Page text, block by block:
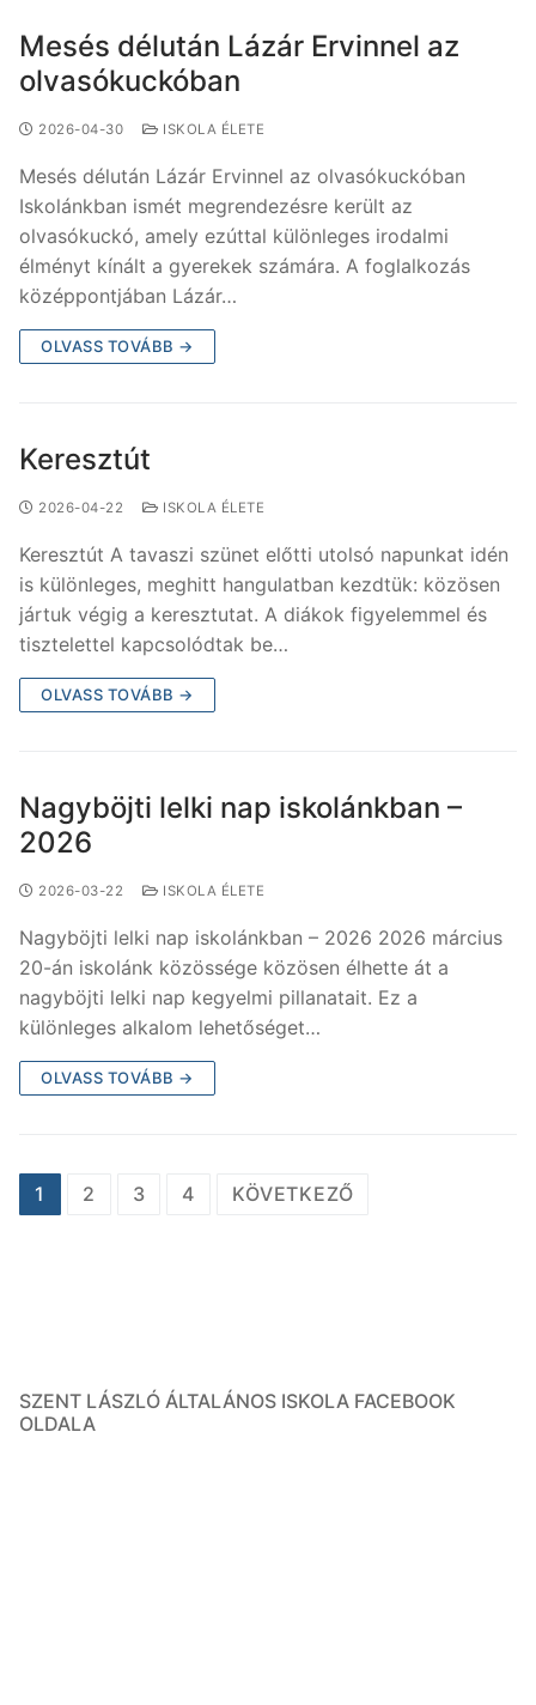
Mesés délután Lázár Ervinnel az
olvasókuckóban
2026-04-30 ISKOLA ÉLETE
Mesés délután Lázár Ervinnel az olvasókuckóban
Iskolánkban ismét megrendezésre került az
olvasókuckó, amely ezúttal különleges irodalmi
élményt kínált a gyerekek számára. A foglalkozás
középpontjában Lázár…
OLVASS TOVÁBB →
Keresztút
2026-04-22 ISKOLA ÉLETE
Keresztút A tavaszi szünet előtti utolsó napunkat idén
is különleges, meghitt hangulatban kezdtük: közösen
jártuk végig a keresztutat. A diákok figyelemmel és
tisztelettel kapcsolódtak be…
OLVASS TOVÁBB →
Nagyböjti lelki nap iskolánkban –
2026
2026-03-22 ISKOLA ÉLETE
Nagyböjti lelki nap iskolánkban – 2026 2026 március
20-án iskolánk közössége közösen élhette át a
nagyböjti lelki nap kegyelmi pillanatait. Ez a
különleges alkalom lehetőséget…
OLVASS TOVÁBB →
1 2 3 4 KÖVETKEZŐ
SZENT LÁSZLÓ ÁLTALÁNOS ISKOLA FACEBOOK
OLDALA